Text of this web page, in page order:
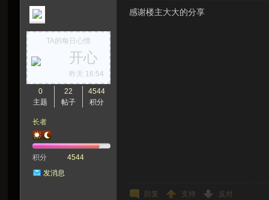
TA的每日心情
开心
昨天 16:54
0
主题
22
帖子
4544
积分
长者
积分
4544
发消息
感谢楼主大大的分享
回复 支持 反对